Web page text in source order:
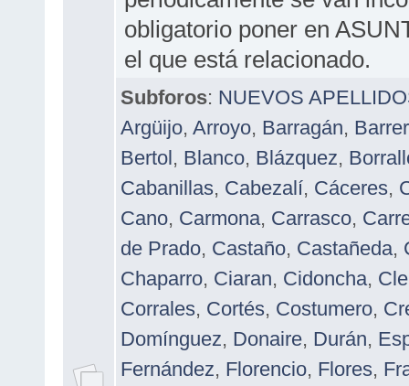
obligatorio poner en
el que está relacionado.
Subforos: NUEVOS
Argüijo, Arroyo, Barragán,
Bertol, Blanco, Blázquez,
Cabanillas, Cabezalí, Cáceres,
Cano, Carmona, Carrasco,
de Prado, Castaño, Castañeda,
Chaparro, Ciaran, Cidoncha,
Corrales, Cortés, Costumero,
Domínguez, Donaire, Durán,
Fernández, Florencio, Flores,